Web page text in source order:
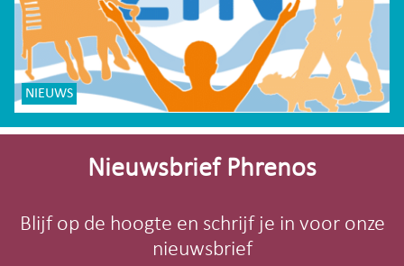
NIEUWS
Site-
Nieuwsbrief Phrenos
Blijf op de hoogte en schrijf je in voor onze
nieuwsbrief